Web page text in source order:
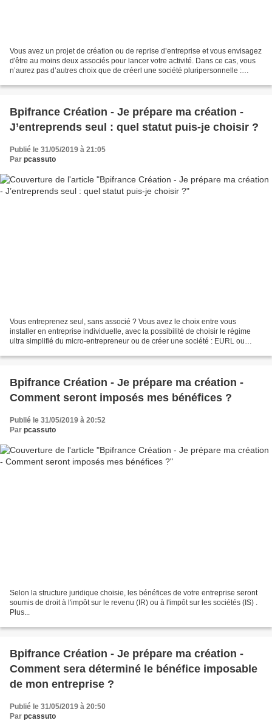
Vous avez un projet de création ou de reprise d’entreprise et vous envisagez
d'être au moins deux associés pour lancer votre activité. Dans ce cas, vous
n’aurez pas d’autres choix que de créerl une société pluripersonnelle :
Bpifrance Création - Je prépare ma création -
J’entreprends seul : quel statut puis-je choisir ?
Publié le 31/05/2019 à 21:05
Par pcassuto
Vous entreprenez seul, sans associé ? Vous avez le choix entre vous
installer en entreprise individuelle, avec la possibilité de choisir le régime
ultra simplifié du micro-entrepreneur ou de créer une société : EURL ou
Bpifrance Création - Je prépare ma création -
Comment seront imposés mes bénéfices ?
Publié le 31/05/2019 à 20:52
Par pcassuto
Selon la structure juridique choisie, les bénéfices de votre entreprise seront
soumis de droit à l'impôt sur le revenu (IR) ou à l'impôt sur les sociétés (IS) .
Plus...
Bpifrance Création - Je prépare ma création -
Comment sera déterminé le bénéfice imposable
de mon entreprise ?
Publié le 31/05/2019 à 20:50
Par pcassuto